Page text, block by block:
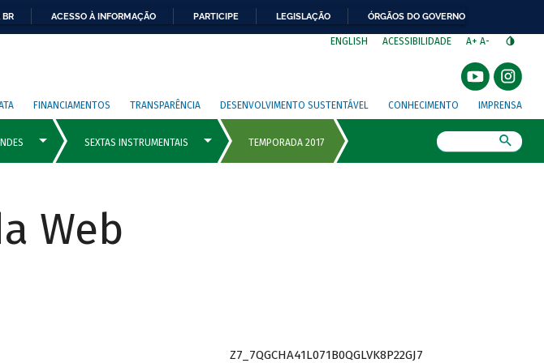
BR ACESSO À INFORMAÇÃO PARTICIPE LEGISLAÇÃO ÓRGÃOS DO GOVERNO
ENGLISH ACESSIBILIDADE A+ A-
FINANCIAMENTOS TRANSPARÊNCIA DESENVOLVIMENTO SUSTENTÁVEL CONHECIMENTO IMPRENSA
Web
Z7_7QGCHA41L071B0QGLVK8P22GJ7